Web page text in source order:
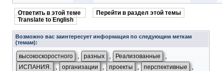
Ответить в этой теме
Перейти в раздел этой темы
Translate to English
Возможно вас заинтересует информация по следующим меткам
(темам):
высокоскоростного разных Реализованные
ИСПАНИЯ. , организации , проекты , перспективные